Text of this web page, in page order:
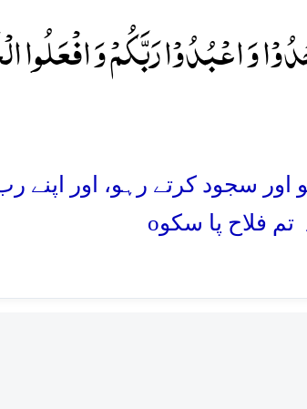
وَ اعۡبُدُوۡا رَبَّکُمۡ وَ افۡعَلُوا
اور سجود کرتے رہو، اور
تم فلاح پا سکوo